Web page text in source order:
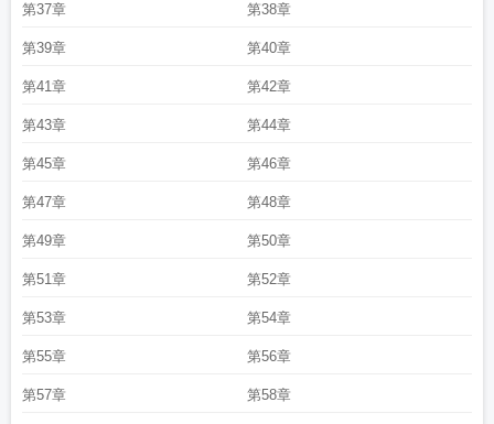
第37章 第38章
第39章 第40章
第41章 第42章
第43章 第44章
第45章 第46章
第47章 第48章
第49章 第50章
第51章 第52章
第53章 第54章
第55章 第56章
第57章 第58章